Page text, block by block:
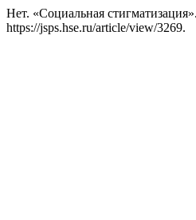
Нет. «Социальная стигматизация».
https://jsps.hse.ru/article/view/3269.